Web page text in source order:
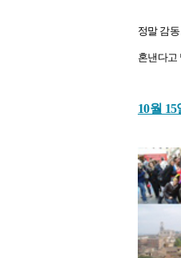
정말 감
혼낸다고
10월 15